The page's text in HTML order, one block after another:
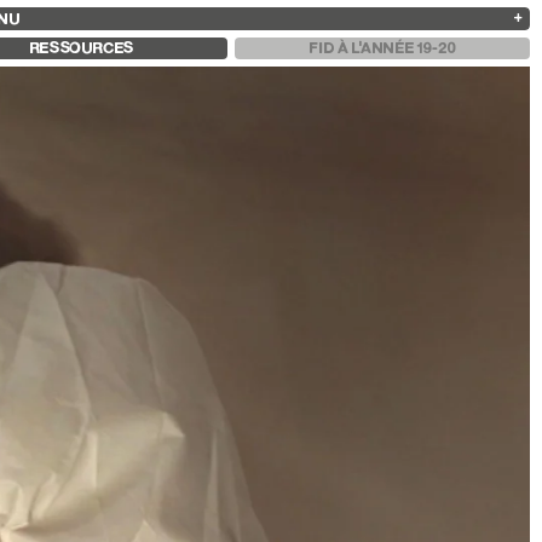
13
2025
2024
2023
2021
2020
2019
RESSOURCES FID À L'ANNÉE 19-20